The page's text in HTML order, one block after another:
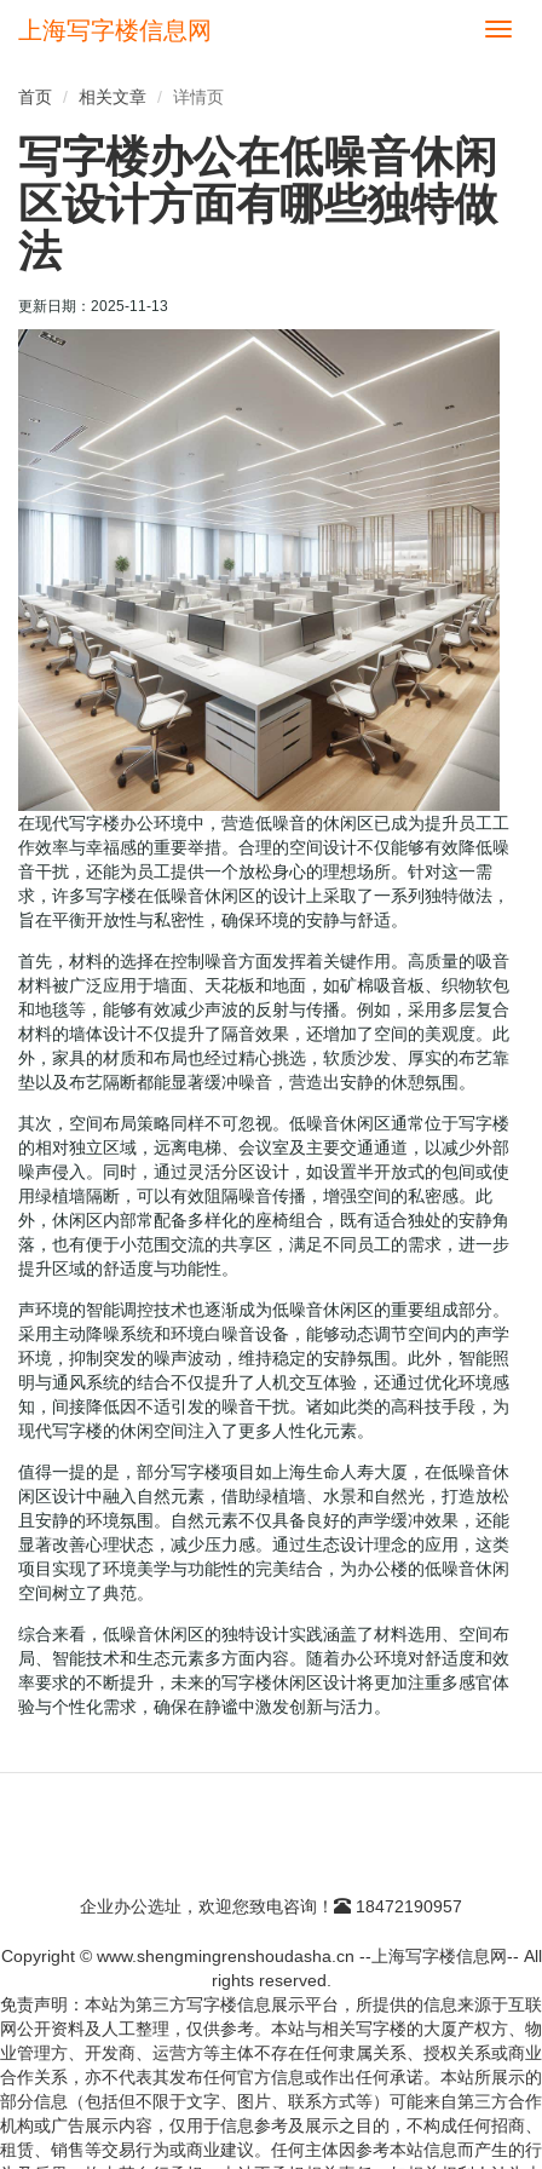
切
上海写字楼信息网
首页 相关文章 详情页
写字楼办公在低噪音休闲
区设计方面有哪些独特做
法
更新日期： 2025-11-13
在现代写字楼办公环境中，营造低噪音的休闲区已成为提升员工工
作效率与幸福感的重要举措。合理的空间设计不仅能够有效降低噪
音干扰，还能为员工提供一个放松身心的理想场所。针对这一需
求，许多写字楼在低噪音休闲区的设计上采取了一系列独特做法，
旨在平衡开放性与私密性，确保环境的安静与舒适。
首先，材料的选择在控制噪音方面发挥着关键作用。高质量的吸音
材料被广泛应用于墙面、天花板和地面，如矿棉吸音板、织物软包
和地毯等，能够有效减少声波的反射与传播。例如，采用多层复合
材料的墙体设计不仅提升了隔音效果，还增加了空间的美观度。此
外，家具的材质和布局也经过精心挑选，软质沙发、厚实的布艺靠
垫以及布艺隔断都能显著缓冲噪音，营造出安静的休憩氛围。
其次，空间布局策略同样不可忽视。低噪音休闲区通常位于写字楼
的相对独立区域，远离电梯、会议室及主要交通通道，以减少外部
噪声侵入。同时，通过灵活分区设计，如设置半开放式的包间或使
用绿植墙隔断，可以有效阻隔噪音传播，增强空间的私密感。此
外，休闲区内部常配备多样化的座椅组合，既有适合独处的安静角
落，也有便于小范围交流的共享区，满足不同员工的需求，进一步
提升区域的舒适度与功能性。
声环境的智能调控技术也逐渐成为低噪音休闲区的重要组成部分。
采用主动降噪系统和环境白噪音设备，能够动态调节空间内的声学
环境，抑制突发的噪声波动，维持稳定的安静氛围。此外，智能照
明与通风系统的结合不仅提升了人机交互体验，还通过优化环境感
知，间接降低因不适引发的噪音干扰。诸如此类的高科技手段，为
现代写字楼的休闲空间注入了更多人性化元素。
值得一提的是，部分写字楼项目如上海生命人寿大厦，在低噪音休
闲区设计中融入自然元素，借助绿植墙、水景和自然光，打造放松
且安静的环境氛围。自然元素不仅具备良好的声学缓冲效果，还能
显著改善心理状态，减少压力感。通过生态设计理念的应用，这类
项目实现了环境美学与功能性的完美结合，为办公楼的低噪音休闲
空间树立了典范。
综合来看，低噪音休闲区的独特设计实践涵盖了材料选用、空间布
局、智能技术和生态元素多方面内容。随着办公环境对舒适度和效
率要求的不断提升，未来的写字楼休闲区设计将更加注重多感官体
验与个性化需求，确保在静谧中激发创新与活力。
企业办公选址，欢迎您致电咨询！ 18472190957
Copyright © www.shengmingrenshoudasha.cn --上海写字楼信息网-- All
rights reserved.
免责声明：本站为第三方写字楼信息展示平台，所提供的信息来源于互联
网公开资料及人工整理，仅供参考。本站与相关写字楼的大厦产权方、物
业管理方、开发商、运营方等主体不存在任何隶属关系、授权关系或商业
合作关系，亦不代表其发布任何官方信息或作出任何承诺。本站所展示的
部分信息（包括但不限于文字、图片、联系方式等）可能来自第三方合作
机构或广告展示内容，仅用于信息参考及展示之目的，不构成任何招商、
租赁、销售等交易行为或商业建议。任何主体因参考本站信息而产生的行